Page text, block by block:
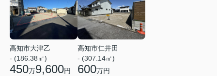
高知市大津乙
- (186.38㎡)
450万9,600円
高知市仁井田
- (307.14㎡)
600万円